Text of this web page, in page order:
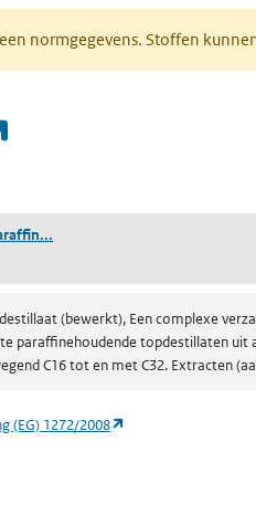
normgegevens. Stoffen
(bewerkt), Een complexe
paraffinehoudende topdestillaten
C16 tot en met C32. Extracten
(EG) 1272/2008